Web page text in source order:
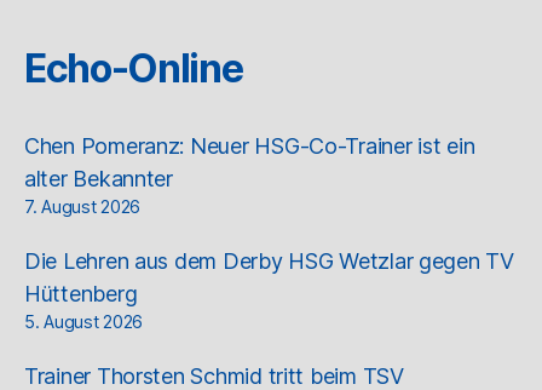
Echo-Online
Chen Pomeranz: Neuer HSG-Co-Trainer ist ein
alter Bekannter
7. August 2026
Die Lehren aus dem Derby HSG Wetzlar gegen TV
Hüttenberg
5. August 2026
Trainer Thorsten Schmid tritt beim TSV